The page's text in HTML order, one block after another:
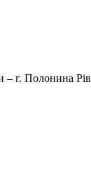
г. Полонина